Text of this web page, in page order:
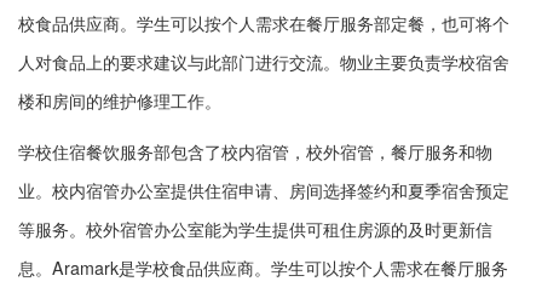
校食品供应商。学生可以按个人需求在餐厅服务部定餐，也可将个
人对食品上的要求建议与此部门进行交流。物业主要负责学校宿舍
楼和房间的维护修理工作。
学校住宿餐饮服务部包含了校内宿管，校外宿管，餐厅服务和物
业。校内宿管办公室提供住宿申请、房间选择签约和夏季宿舍预定
等服务。校外宿管办公室能为学生提供可租住房源的及时更新信
息。Aramark是学校食品供应商。学生可以按个人需求在餐厅服务